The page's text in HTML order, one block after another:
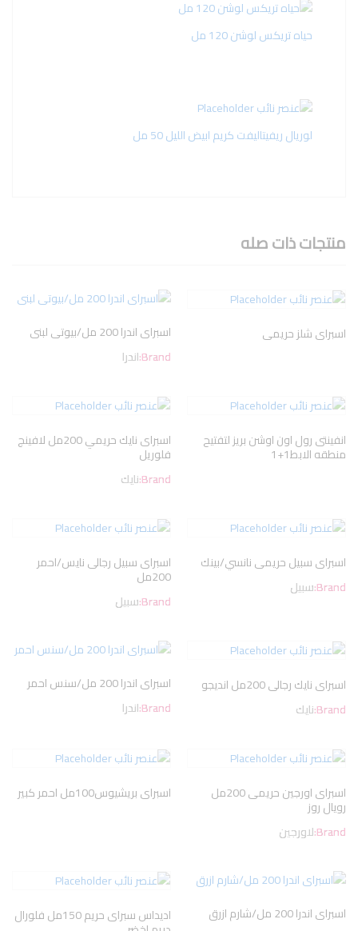
حياه تريكس لوشن 120 مل
لوريال ريفيتاليفت كريم ابيض الليل 50 مل
منتجات ذات صله
اسبراى شلز حريمى
اسبراى اندرا 200 مل/بيوتى لبنى
Brand:اندرا
انفينتى رول اون اوشن بريز لتفتيح
منطقه الابط1+1
اسبراى نايك حريمي 200مل لافينج
فلوريل
Brand:نايك
اسبراى سبيل حريمى نانسي/بينك
Brand:سبيل
اسبراى سبيل رجالى نايس/احمر
200مل
Brand:سبيل
اسبراى نايك رجالى 200مل انديجو
Brand:نايك
اسبراى اندرا 200 مل/سنس احمر
Brand:اندرا
اسبراى اورجين حريمى 200مل
رويال روز
Brand:لاورجين
اسبراى بريشيوس100مل احمر كبير
اسبراى اندرا 200 مل/شارم ازرق
اديداس سبراى حريم 150مل فلورال